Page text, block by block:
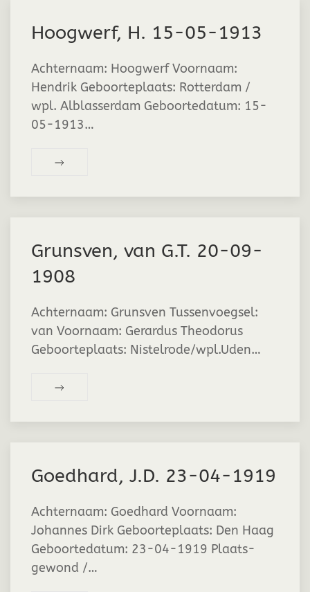
Hoogwerf, H. 15-05-1913
Achternaam: Hoogwerf Voornaam:
Hendrik Geboorteplaats: Rotterdam /
wpl. Alblasserdam Geboortedatum: 15-
05-1913…
Grunsven, van G.T. 20-09-
1908
Achternaam: Grunsven Tussenvoegsel:
van Voornaam: Gerardus Theodorus
Geboorteplaats: Nistelrode/wpl.Uden…
Goedhard, J.D. 23-04-1919
Achternaam: Goedhard Voornaam:
Johannes Dirk Geboorteplaats: Den Haag
Geboortedatum: 23-04-1919 Plaats-
gewond /…